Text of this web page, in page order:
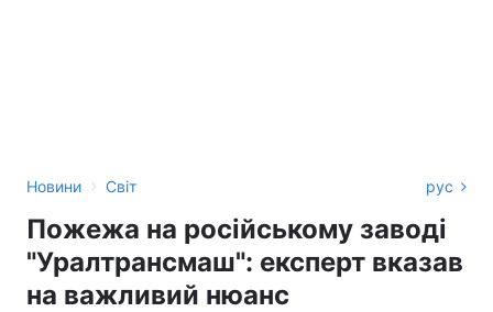
Новини › Світ рус
Пожежа на російському заводі
"Уралтрансмаш": експерт вказав
на важливий нюанс